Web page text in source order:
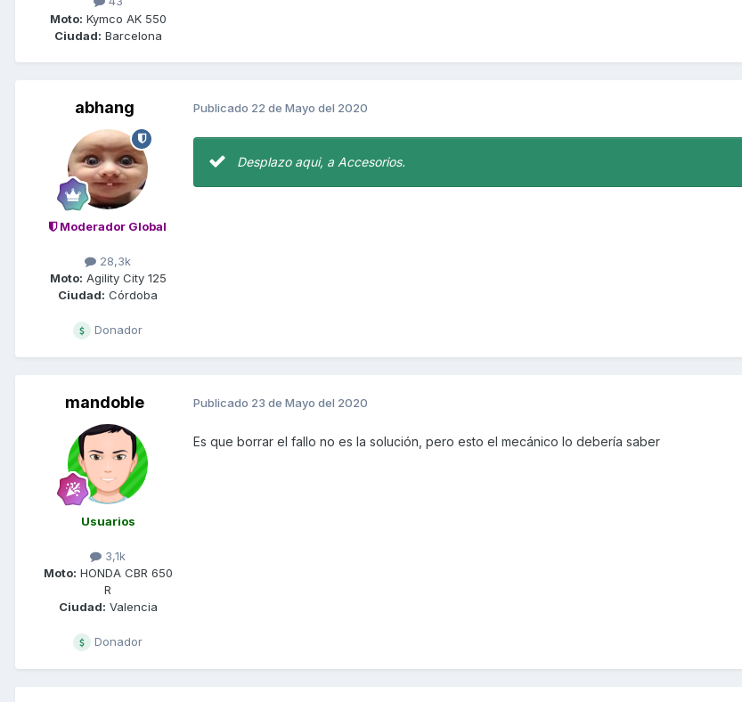
Moto: Kymco AK 550
Ciudad: Barcelona
abhang
Moderador Global
28,3k
Moto: Agility City 125
Ciudad: Córdoba
Donador
Publicado 22 de Mayo del 2020
Desplazo aqui, a Accesorios.
mandoble
Usuarios
3,1k
Moto: HONDA CBR 650
R
Ciudad: Valencia
Donador
Publicado 23 de Mayo del 2020
Es que borrar el fallo no es la solución, pero esto el mecánico lo debería saber